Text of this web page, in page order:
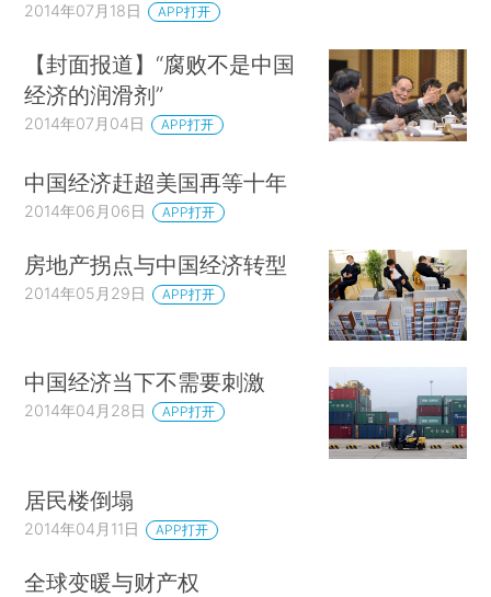
2014年07月18日 APP打开
【封面报道】“腐败不是中国
经济的润滑剂”
2014年07月04日 APP打开
中国经济赶超美国再等十年
2014年06月06日 APP打开
房地产拐点与中国经济转型
2014年05月29日 APP打开
中国经济当下不需要刺激
2014年04月28日 APP打开
居民楼倒塌
2014年04月11日 APP打开
全球变暖与财产权